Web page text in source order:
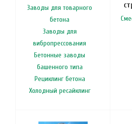
Заводы для товарного
бетона
Заводы для
вибропрессования
Бетонные заводы
башенного типа
Рециклинг бетона
Холодный ресайклинг